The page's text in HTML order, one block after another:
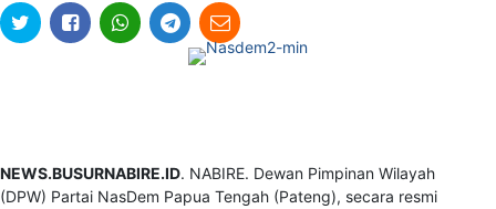
NEWS.BUSURNABIRE.ID. NABIRE. Dewan Pimpinan Wilayah
(DPW) Partai NasDem Papua Tengah (Pateng), secara resmi